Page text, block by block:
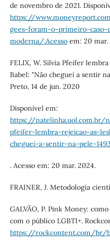
de novembro de 2021.
https://
gees-foram-o-primeiro-
moderna/.Acessoem: 20 mar.
FELIX, W. Silvia Pfeifer
Babel: "Não cheguei a sentir
Preto, 14 de jun. 2020
Disponível em:
https://
pfeifer-lembra-rejeicao-as-
cheguei-a-sentir-na-pele-
. Acesso em: 20 mar. 2024.
FRAINER, J. Metodologia
GALVÃO, P. Pink Money:
com o público LGBTI+.
https://rockcontent.com/br/